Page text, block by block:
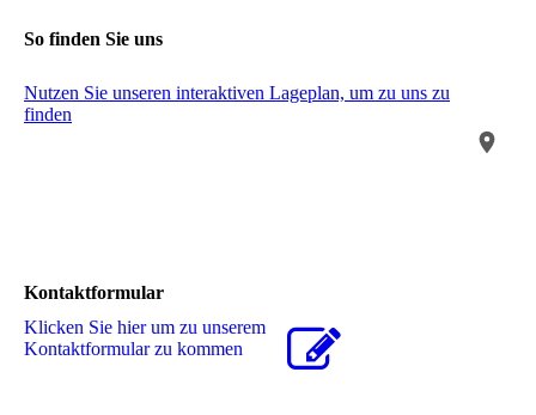
So finden Sie uns
Nutzen Sie unseren interaktiven La­ge­plan, um zu uns zu
finden
Kontaktformular
Klicken Sie hier um zu unserem
Kon­takt­for­mu­lar zu kommen